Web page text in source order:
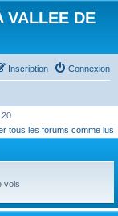
VALLEE DE
Connexion
Inscription
tous les forums comme lus
vols